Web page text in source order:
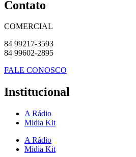
Contato
COMERCIAL
84 99217-3593
84 99602-2895
FALE CONOSCO
Institucional
A Rádio
Midia Kit
A Rádio
Midia Kit